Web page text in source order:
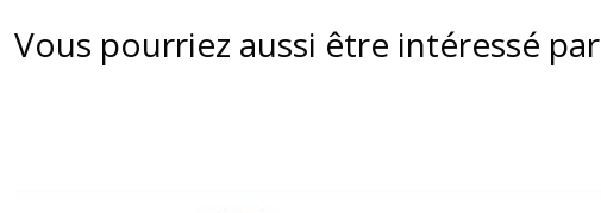
Vous pourriez aussi être intéressé par